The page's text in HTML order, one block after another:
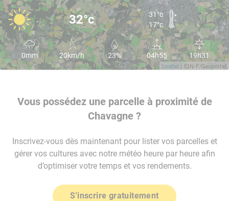
Leaflet | IGN-F/Geoportail
32°c
31°c
17°c
0mm 20km/h 23% 04h55 19h31
Vous possédez une parcelle à proximité de
Chavagne ?
Inscrivez-vous dès maintenant pour lister vos parcelles et
gérer vos cultures avec notre météo heure par heure afin
d’optimiser votre temps et vos rendements.
S'inscrire gratuitement